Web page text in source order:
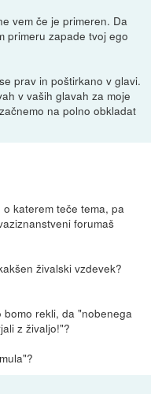
vem če je primeren. Da
primeru zapade tvoj ego
prav in poštirkano v glavi.
v vaših glavah za moje
na polno obkladat
katerem teče tema, pa
forumaš
živalski vzdevek?
rekli, da "nobenega
z živaljo!"?